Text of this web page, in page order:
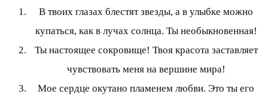
В твоих глазах блестят звезды, а в улыбке можно
купаться, как в лучах солнца. Ты необыкновенная!
Ты настоящее сокровище! Твоя красота заставляет
чувствовать меня на вершине мира!
Мое сердце окутано пламенем любви. Это ты его